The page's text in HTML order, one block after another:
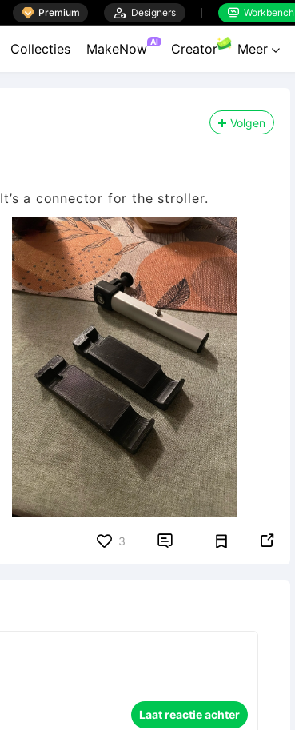
 Premium  Designers  Workbench
Collecties MakeNow AI Creator Meer 
Volgen
a connector for the stroller.
3  
Laat reactie achter